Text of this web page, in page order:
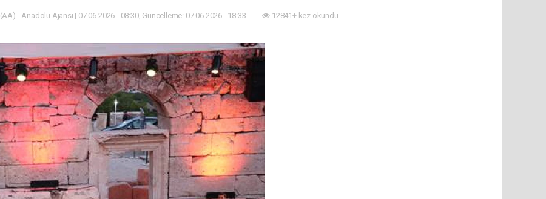
(AA) - Anadolu Ajansı | 07.06.2026 - 08:30, Güncelleme: 07.06.2026 - 18:33 12841+ kez okundu.